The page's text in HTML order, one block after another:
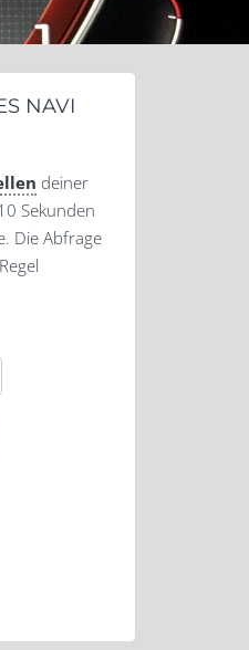
NAVI
deiner
Sekunden
Die Abfrage